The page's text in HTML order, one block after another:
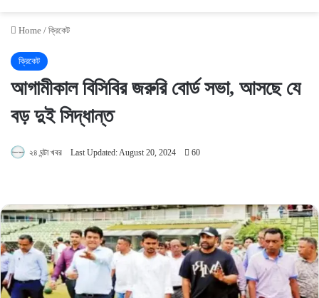
Home / ক্রিকেট
ক্রিকেট
আগামীকাল বিসিবির জরুরি বোর্ড সভা, আসছে যে
বড় দুই সিদ্ধান্ত
২৪ ঘন্টা খবর Last Updated: August 20, 2024 60